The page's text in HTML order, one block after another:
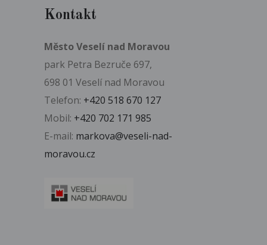
Kontakt
Město Veselí nad Moravou
park Petra Bezruče 697,
698 01 Veselí nad Moravou
Telefon: +420 518 670 127
Mobil: +420 702 171 985
E-mail: markova@veseli-nad-
moravou.cz